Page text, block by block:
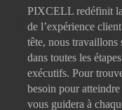
PIXCELL redéfinit la
de l’expérience
tête, nous travaillons
dans toutes les
exécutifs. Pour
besoin pour
vous guidera à